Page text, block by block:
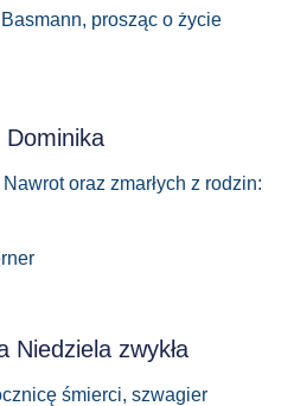
prosząc o życie
oraz zmarłych z rodzin:
Niedziela zwykła
śmierci, szwagier